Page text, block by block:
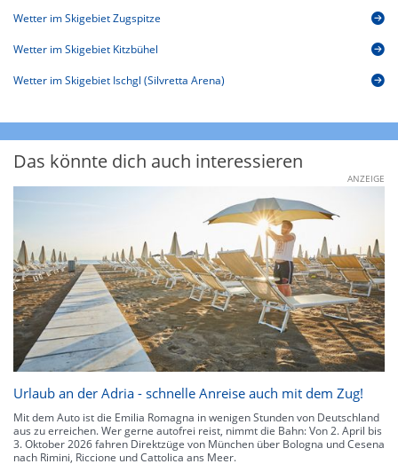
Wetter im Skigebiet Zugspitze
Wetter im Skigebiet Kitzbühel
Wetter im Skigebiet Ischgl (Silvretta Arena)
Das könnte dich auch interessieren
ANZEIGE
Urlaub an der Adria - schnelle Anreise auch mit dem Zug!
Mit dem Auto ist die Emilia Romagna in wenigen Stunden von Deutschland
aus zu erreichen. Wer gerne autofrei reist, nimmt die Bahn: Von 2. April bis
3. Oktober 2026 fahren Direktzüge von München über Bologna und Cesena
nach Rimini, Riccione und Cattolica ans Meer.